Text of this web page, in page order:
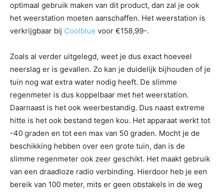
optimaal gebruik maken van dit product, dan zal je ook
het weerstation moeten aanschaffen. Het weerstation is
verkrijgbaar bij Coolblue voor €158,99-.
Zoals al verder uitgelegd, weet je dus exact hoeveel
neerslag er is gevallen. Zo kan je duidelijk bijhouden of je
tuin nog wat extra water nodig heeft. De slimme
regenmeter is dus koppelbaar met het weerstation.
Daarnaast is het ook weerbestandig. Dus naast extreme
hitte is het ook bestand tegen kou. Het apparaat werkt tot
-40 graden en tot een max van 50 graden. Mocht je de
beschikking hebben over een grote tuin, dan is de
slimme regenmeter ook zeer geschikt. Het maakt gebruik
van een draadloze radio verbinding. Hierdoor heb je een
bereik van 100 meter, mits er geen obstakels in de weg